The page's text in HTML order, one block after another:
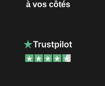
à vos côtés